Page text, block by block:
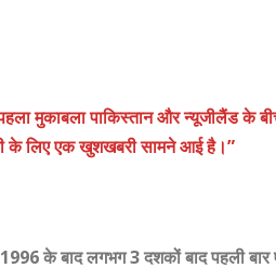
मुकाबला पाकिस्तान और न्यूजीलैंड के
के लिए एक खुशखबरी सामने आई है।”
के बाद लगभग 3 दशकों बाद पहली बार